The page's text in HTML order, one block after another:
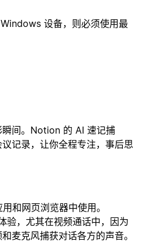
设备，则必须使用最
间。Notion 的 AI 速记捕
记录，让你全程专注，事后思
和网页浏览器中使用。
验，尤其在视频通话中，因为
麦克风捕获对话各方的声音。